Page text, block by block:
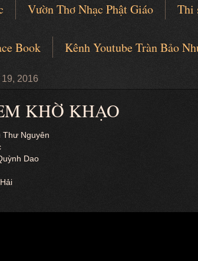
Vườn Thơ Nhạc Phật Giáo Thi
Book Kênh Youtube Tràn Bảo
2016
KHỜ KHẠO
Thư Nguyên
Dao